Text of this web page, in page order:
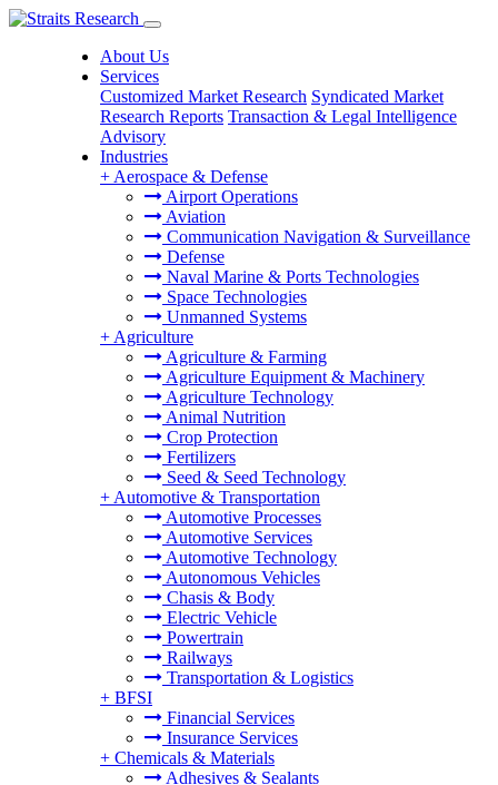
About Us
Services
Customized Market Research Syndicated Market
Research Reports Transaction & Legal Intelligence
Advisory
Industries
+ Aerospace & Defense
Airport Operations
Aviation
Communication Navigation & Surveillance
Defense
Naval Marine & Ports Technologies
Space Technologies
Unmanned Systems
+ Agriculture
Agriculture & Farming
Agriculture Equipment & Machinery
Agriculture Technology
Animal Nutrition
Crop Protection
Fertilizers
Seed & Seed Technology
+ Automotive & Transportation
Automotive Processes
Automotive Services
Automotive Technology
Autonomous Vehicles
Chasis & Body
Electric Vehicle
Powertrain
Railways
Transportation & Logistics
+ BFSI
Financial Services
Insurance Services
+ Chemicals & Materials
Adhesives & Sealants